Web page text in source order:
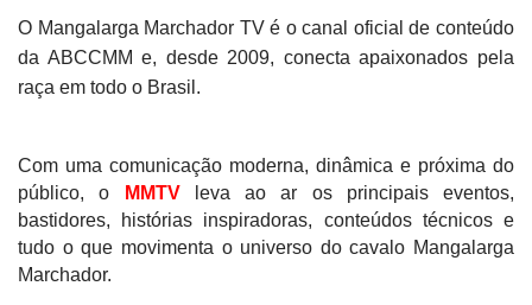
O Mangalarga Marchador TV é o canal oficial de conteúdo
da ABCCMM e, desde 2009, conecta apaixonados pela
raça em todo o Brasil.
Com uma comunicação moderna, dinâmica e próxima do
público, o
MMTV
leva ao ar os principais eventos,
bastidores, histórias inspiradoras, conteúdos técnicos e
tudo o que movimenta o universo do cavalo Mangalarga
Marchador.